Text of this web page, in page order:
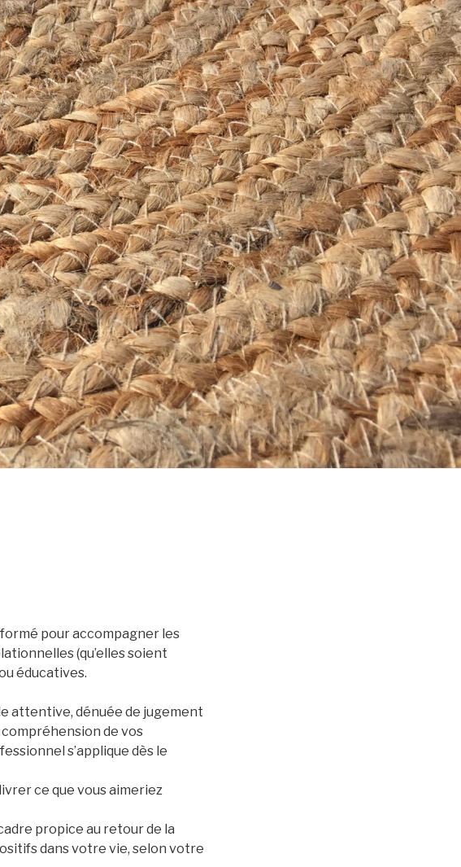
pour accompagner les
(qu’elles soient
éducatives.
attentive, dénuée de jugement
compréhension de vos
s’applique dès le
ce que vous aimeriez
propice au retour de la
dans votre vie, selon votre